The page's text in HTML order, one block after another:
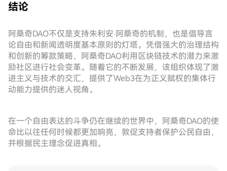
结论
阿桑奇DAO不仅是支持朱利安·阿桑奇的机制，也是倡导言
论自由和新闻透明度基本原则的灯塔。凭借强大的治理结构
和创新的筹款策略，阿桑奇DAO利用区块链技术的潜力来激
励社区进行社会变革。随着它的不断发展，该组织体现了激
进主义与技术的交汇，提供了Web3在为正义赋权的集体行
动能力提供的迷人视角。
在一个自由表达的斗争仍在继续的世界中，阿桑奇DAO的使
命比以往任何时候都更加响亮，敦促支持者保护公民自由，
并根据民主理念促进真相。